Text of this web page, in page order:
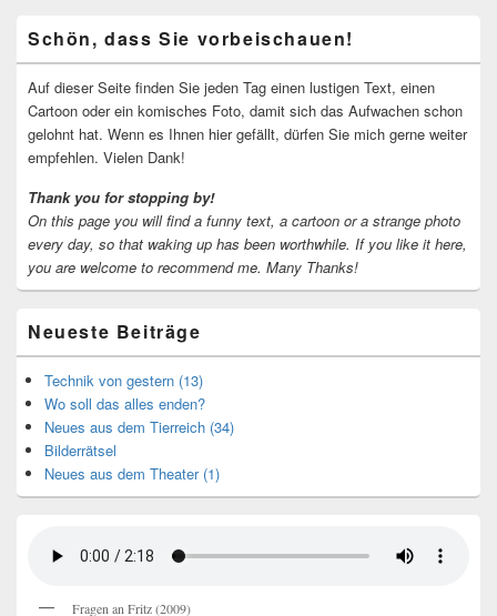
Seitenleisten-
Widgetbereich
Schön, dass Sie vorbeischauen!
Auf dieser Seite finden Sie jeden Tag einen lustigen Text, einen
Cartoon oder ein komisches Foto, damit sich das Aufwachen schon
gelohnt hat. Wenn es Ihnen hier gefällt, dürfen Sie mich gerne weiter
empfehlen. Vielen Dank!
Thank you for stopping by!
On this page you will find a funny text, a cartoon or a strange photo
every day, so that waking up has been worthwhile. If you like it here,
you are welcome to recommend me. Many Thanks!
Neueste Beiträge
Technik von gestern (13)
Wo soll das alles enden?
Neues aus dem Tierreich (34)
Bilderrätsel
Neues aus dem Theater (1)
Fragen an Fritz (2009)